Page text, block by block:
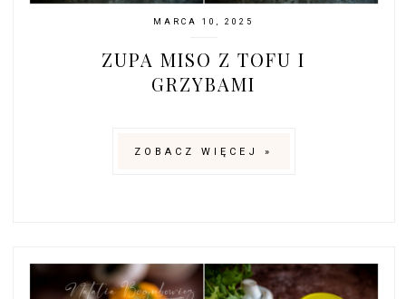
MARCA 10, 2025
ZUPA MISO Z TOFU I
GRZYBAMI
ZOBACZ WIĘCEJ »